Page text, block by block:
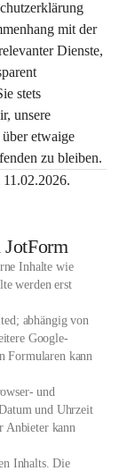
mit der
Dienste,
stets
unsere
etwaige
zu bleiben.
Inhalte wie
werden erst
abhängig von
Google-
Formularen kann
und
und Uhrzeit
Anbieter kann
Inhalts. Die